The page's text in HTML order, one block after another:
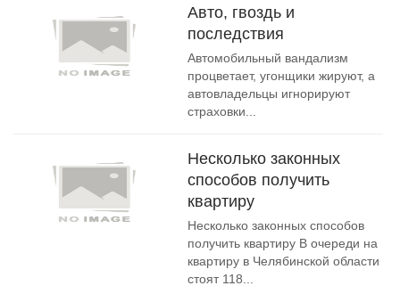
Авто, гвоздь и
последствия
Автомобильный вандализм
процветает, угонщики жируют, а
автовладельцы игнорируют
страховки...
Несколько законных
способов получить
квартиру
Несколько законных способов
получить квартиру В очереди на
квартиру в Челябинской области
стоят 118...